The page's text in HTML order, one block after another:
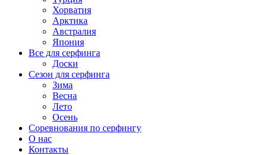
Хорватия
Арктика
Австралия
Япония
Все для серфинга
Доски
Сезон для серфинга
Зима
Весна
Лето
Осень
Соревнования по серфингу
О нас
Контакты